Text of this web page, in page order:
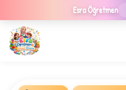
Esra Öğretmen